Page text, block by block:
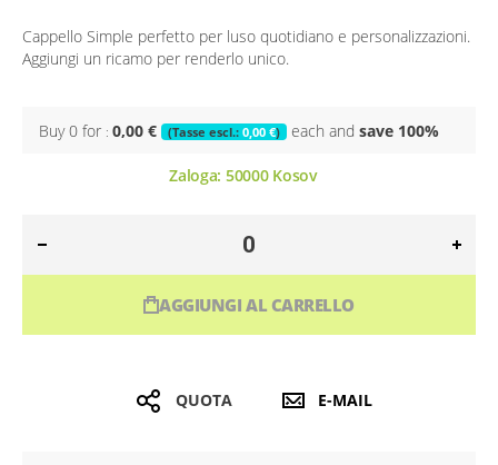
Cappello Simple perfetto per luso quotidiano e personalizzazioni.
Aggiungi un ricamo per renderlo unico.
Buy 0 for 0,00 € 0,00 € each and save 100%
Zaloga: 50000Kosov
AGGIUNGI AL CARRELLO
QUOTA E-MAIL